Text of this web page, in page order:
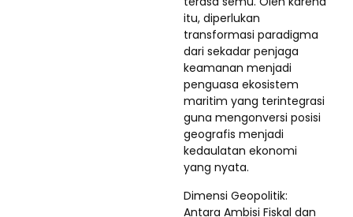
itu, diperlukan
transformasi paradigma
dari sekadar penjaga
keamanan menjadi
penguasa ekosistem
maritim yang terintegrasi
guna mengonversi posisi
geografis menjadi
kedaulatan ekonomi
yang nyata.
Dimensi Geopolitik:
Antara Ambisi Fiskal dan